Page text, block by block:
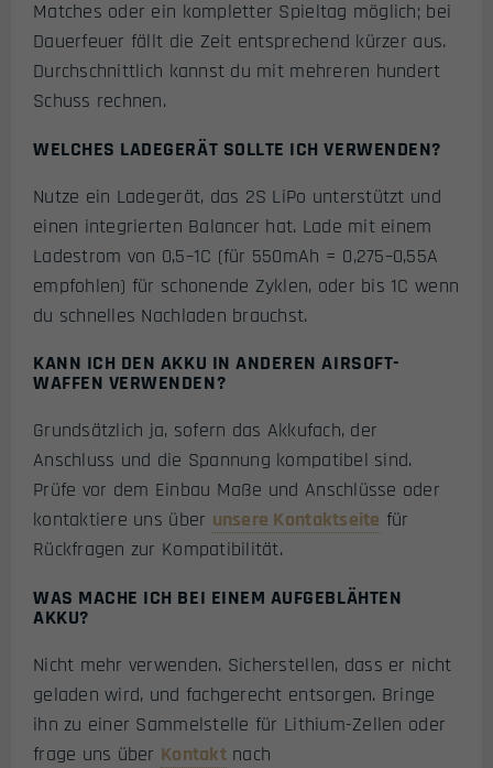
Matches oder ein kompletter Spieltag möglich; bei
Dauerfeuer fällt die Zeit entsprechend kürzer aus.
Durchschnittlich kannst du mit mehreren hundert
Schuss rechnen.
WELCHES LADEGERÄT SOLLTE ICH VERWENDEN?
Nutze ein Ladegerät, das 2S LiPo unterstützt und
einen integrierten Balancer hat. Lade mit einem
Ladestrom von 0,5–1C (für 550mAh = 0,275–0,55A
empfohlen) für schonende Zyklen, oder bis 1C wenn
du schnelles Nachladen brauchst.
KANN ICH DEN AKKU IN ANDEREN AIRSOFT-
WAFFEN VERWENDEN?
Grundsätzlich ja, sofern das Akkufach, der
Anschluss und die Spannung kompatibel sind.
Prüfe vor dem Einbau Maße und Anschlüsse oder
kontaktiere uns über unsere Kontaktseite für
Rückfragen zur Kompatibilität.
WAS MACHE ICH BEI EINEM AUFGEBLÄHTEN
AKKU?
Nicht mehr verwenden. Sicherstellen, dass er nicht
geladen wird, und fachgerecht entsorgen. Bringe
ihn zu einer Sammelstelle für Lithium-Zellen oder
frage uns über Kontaktnach